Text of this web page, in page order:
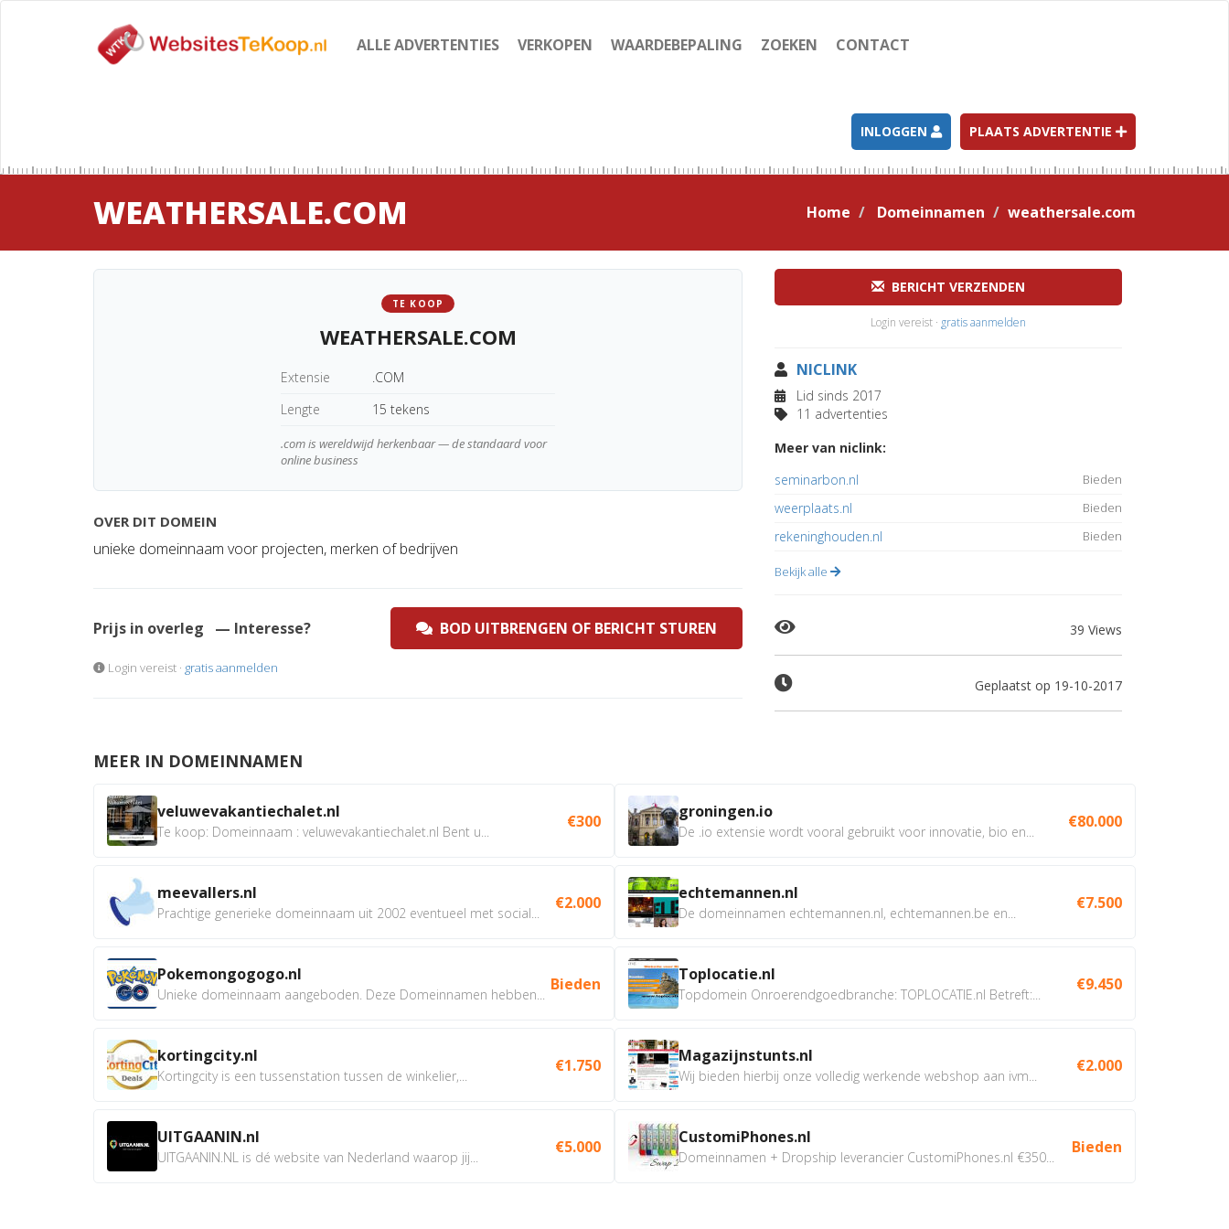
ALLE ADVERTENTIES VERKOPEN WAARDEBEPALING ZOEKEN CONTACT
INLOGGEN PLAATS ADVERTENTIE
WEATHERSALE.COM Home Domeinnamen weathersale.com
TE KOOP
WEATHERSALE.COM
Extensie
.COM
Lengte
15 tekens
.com is wereldwijd herkenbaar — de standaard voor
online business
OVER DIT DOMEIN
unieke domeinnaam voor projecten, merken of bedrijven
Prijs in overleg — Interesse? BOD UITBRENGEN OF BERICHT STUREN
Login vereist · gratis aanmelden
BERICHT VERZENDEN
Login vereist · gratis aanmelden
NICLINK
Lid sinds 2017
11 advertenties
Meer van niclink:
seminarbon.nl
Bieden
weerplaats.nl Bieden
rekeninghouden.nl Bieden
Bekijk alle
39 Views
Geplaatst op 19-10-2017
MEER IN DOMEINNAMEN
veluwevakantiechalet.nl
Te koop: Domeinnaam : veluwevakantiechalet.nl Bent u...
€300
meevallers.nl
Prachtige generieke domeinnaam uit 2002 eventueel met social...
€2.000
Pokemongogogo.nl
Unieke domeinnaam aangeboden. Deze Domeinnamen hebben...
Bieden
kortingcity.nl
Kortingcity is een tussenstation tussen de winkelier,...
€1.750
UITGAANIN.nl
UITGAANIN.NL is dé website van Nederland waarop jij...
€5.000
groningen.io
De .io extensie wordt vooral gebruikt voor innovatie, bio en...
€80.000
echtemannen.nl
De domeinnamen echtemannen.nl, echtemannen.be en...
€7.500
Toplocatie.nl
Topdomein Onroerendgoedbranche: TOPLOCATIE.nl Betreft:...
€9.450
Magazijnstunts.nl
Wij bieden hierbij onze volledig werkende webshop aan ivm...
€2.000
CustomiPhones.nl
Domeinnamen + Dropship leverancier CustomiPhones.nl €350...
Bieden